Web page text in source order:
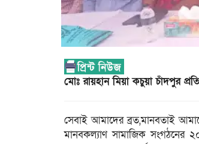
মোঃ রায়হান মিয়া কচুয়া চাঁদপুর
সেবাই আমাদের ব্রত,মানবতাই
মানবকল্যাণ সামাজিক সংগঠনের